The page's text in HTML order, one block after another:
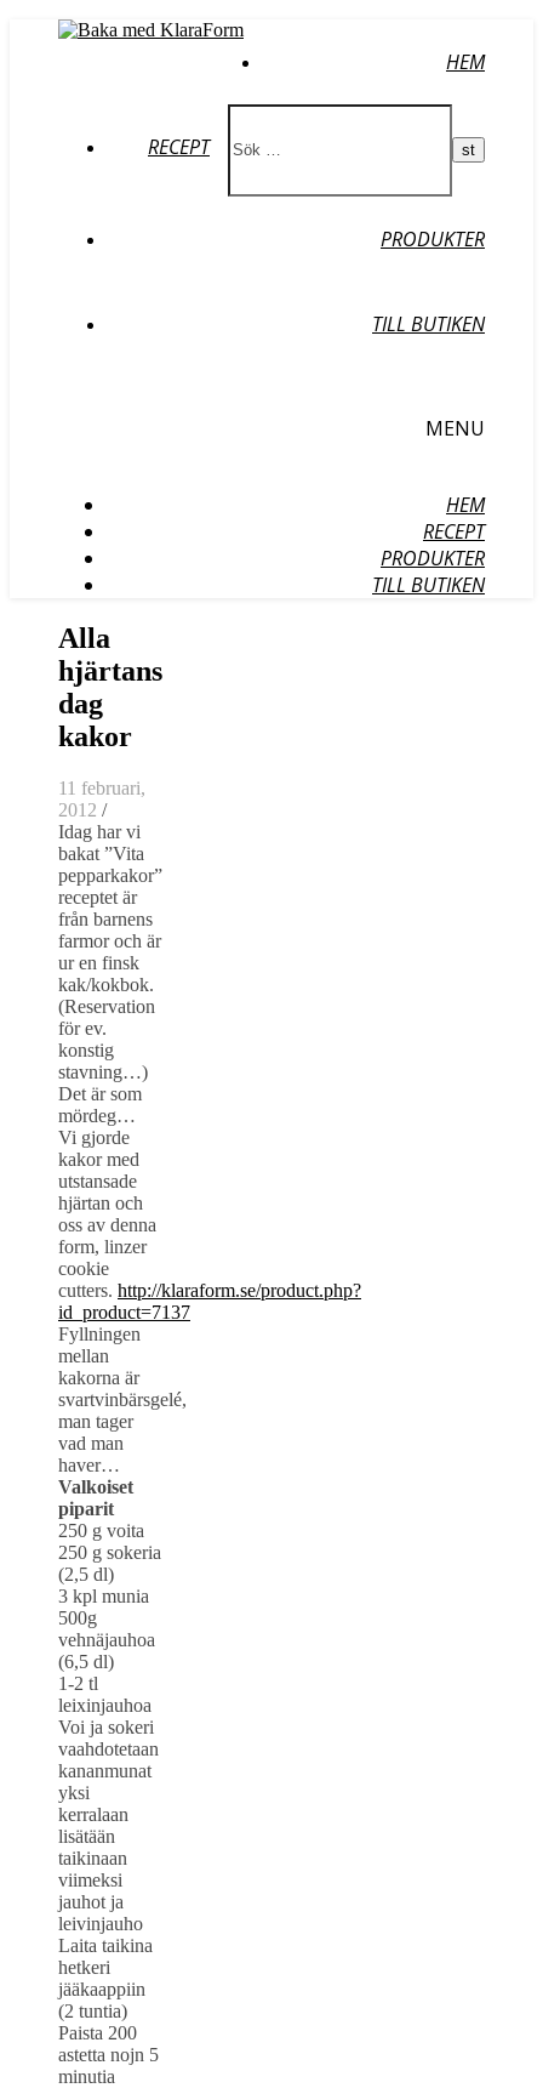
HEM
RECEPT
PRODUKTER
TILL BUTIKEN
MENU
HEM
RECEPT
PRODUKTER
TILL BUTIKEN
Alla
hjärtans
dag
kakor
11 februari,
2012 /
Idag har vi
bakat ”Vita
pepparkakor”
receptet är
från barnens
farmor och är
ur en finsk
kak/kokbok.
(Reservation
för ev.
konstig
stavning…)
Det är som
mördeg…
Vi gjorde
kakor med
utstansade
hjärtan och
oss av denna
form, linzer
cookie
cutters. http://klaraform.se/product.php?
id_product=7137
Fyllningen
mellan
kakorna är
svartvinbärsgelé,
man tager
vad man
haver…
Valkoiset
piparit
250 g voita
250 g sokeria
(2,5 dl)
3 kpl munia
500g
vehnäjauhoa
(6,5 dl)
1-2 tl
leixinjauhoa
Voi ja sokeri
vaahdotetaan
kananmunat
yksi
kerralaan
lisätään
taikinaan
viimeksi
jauhot ja
leivinjauho
Laita taikina
hetkeri
jääkaappiin
(2 tuntia)
Paista 200
astetta nojn 5
minutia